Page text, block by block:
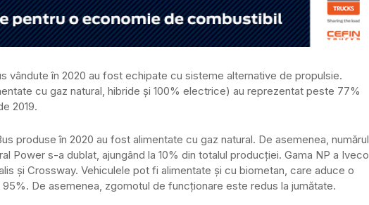
vândute în 2020 au fost echipate cu sisteme alternative de propulsie.
cu gaz natural, hibride și 100% electrice) au reprezentat peste 77%
2019.
produse în 2020 au fost alimentate cu gaz natural. De asemenea, numărul
Power s-a dublat, ajungând la 10% din totalul producției. Gama NP a Iveco
și Crossway. Vehiculele pot fi alimentate și cu biometan, care aduce o
De asemenea, zgomotul de funcționare este redus la jumătate.